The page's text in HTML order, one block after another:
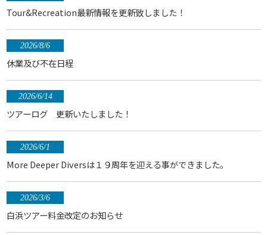
Tour&Recreation最新情報を更新致しました！
2026/8/6
休業及び不在日程
2026/6/14
ツアーログ 更新いたしました！
2026/6/1
More Deeper Diversは１９周年を迎える事ができました。
2026/3/6
白浜ツアー料金改定のお知らせ